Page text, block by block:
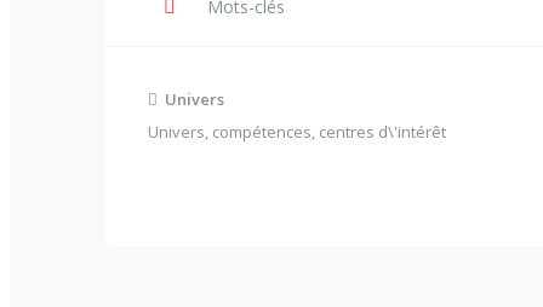
Inscription
Mots-clés
Univers
Univers, compétences, centres d\'intérêt